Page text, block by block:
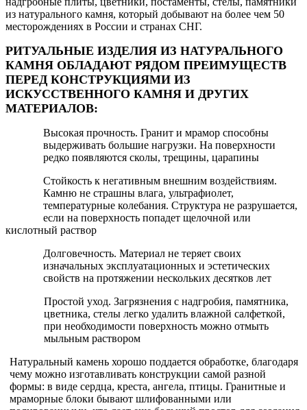
из натурального камня, который добывают на более чем 50
месторождениях в России и странах СНГ.
РИТУАЛЬНЫЕ ИЗДЕЛИЯ ИЗ НАТУРАЛЬНОГО
КАМНЯ ОБЛАДАЮТ РЯДОМ ПРЕИМУЩЕСТВ
ПЕРЕД КОНСТРУКЦИЯМИ ИЗ
ИСКУССТВЕННОГО КАМНЯ И ДРУГИХ
МАТЕРИАЛОВ:
Высокая прочность. Гранит и мрамор способны
выдерживать большие нагрузки. На поверхности
редко появляются сколы, трещины, царапины
Стойкость к негативным внешним воздействиям.
Камню не страшны влага, ультрафиолет,
температурные колебания. Структура не разрушается,
если на поверхность попадет щелочной или
кислотный раствор
Долговечность. Материал не теряет своих
изначальных эксплуатационных и эстетических
свойств на протяжении нескольких десятков лет
Простой уход. Загрязнения с надгробия, памятника,
цветника, стелы легко удалить влажной салфеткой,
при необходимости поверхность можно отмыть
мыльным раствором
Натуральный камень хорошо поддается обработке, благодаря
чему можно изготавливать конструкции самой разной
формы: в виде сердца, креста, ангела, птицы. Гранитные и
мраморные блоки бывают шлифованными или